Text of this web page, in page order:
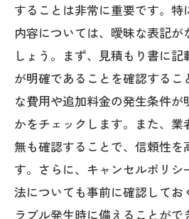
することは非常に重要です。特
内容については、曖昧な表記が
しょう。まず、見積もり書に
が明確であることを確認する
な費用や追加料金の発生条件が
かをチェックします。また、
無も確認することで、信頼性を
す。さらに、キャンセルポリ
法についても事前に確認してお
ラブル発生時に備えることが